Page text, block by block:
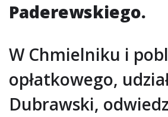
Paderewskiego.
W Chmielniku i
opłatkowego,
Dubrawski,